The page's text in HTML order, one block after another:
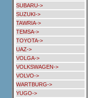
SUBARU->
SUZUKI->
TAWRIA->
TEMSA->
TOYOTA->
UAZ->
VOLGA->
VOLKSWAGEN->
VOLVO->
WARTBURG->
YUGO->